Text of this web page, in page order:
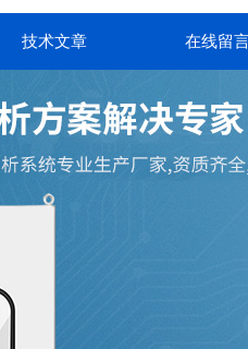
技术文章 在线留